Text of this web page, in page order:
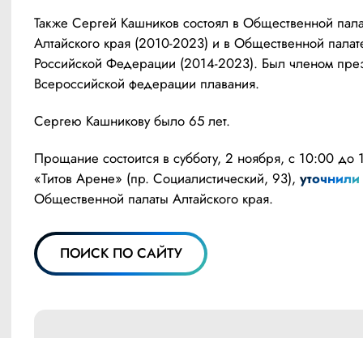
Также Сергей Кашников состоял в Общественной
Алтайского края (2010-2023) и в Общественной
Российской Федерации (2014-2023). Был членом
Всероссийской федерации плавания.
Сергею Кашникову было 65 лет.
Прощание состоится в субботу, 2 ноября, с 10:00 до
«Титов Арене» (пр. Социалистический, 93), уточнили
Общественной палаты Алтайского края.
ПОИСК ПО САЙТУ